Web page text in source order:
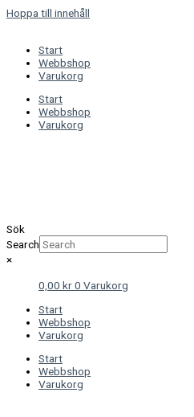
Hoppa till innehåll
Start
Webbshop
Varukorg
Start
Webbshop
Varukorg
Sök
Search
×
0,00 kr0 Varukorg
Start
Webbshop
Varukorg
Start
Webbshop
Varukorg